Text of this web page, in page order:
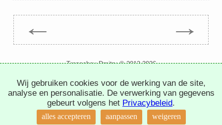
← →
Trepachev Dmitry © 2012-2026
privacybeleid cookies instellen
Wij gebruiken cookies voor de werking van de site,
analyse en personalisatie. De verwerking van gegevens
gebeurt volgens het Privacybeleid.
alles accepteren aanpassen weigeren